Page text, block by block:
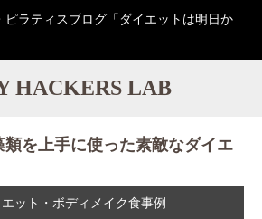
ピラティスブログ「ダイエットは明日か
HACKERS LAB
類を上手に使った素敵なダイエ
エット・ボディメイク食事例